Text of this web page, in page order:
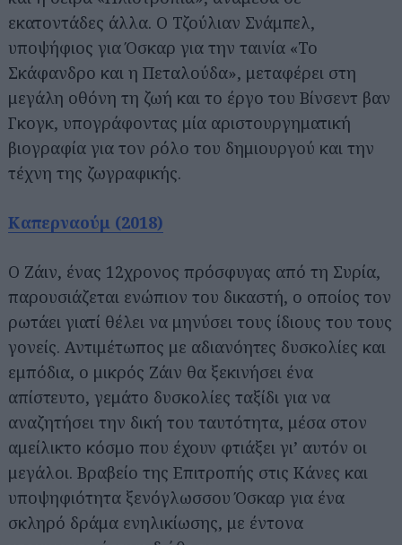
εκατοντάδες άλλα. Ο Τζούλιαν Σνάμπελ,
υποψήφιος για Όσκαρ για την ταινία «Το
Σκάφανδρο και η Πεταλούδα», μεταφέρει στη
μεγάλη οθόνη τη ζωή και το έργο του Βίνσεντ βαν
Γκογκ, υπογράφοντας μία αριστουργηματική
βιογραφία για τον ρόλο του δημιουργού και την
τέχνη της ζωγραφικής.
Καπερναούμ (2018)
Ο Ζάιν, ένας 12χρονος πρόσφυγας από τη Συρία,
παρουσιάζεται ενώπιον του δικαστή, ο οποίος τον
ρωτάει γιατί θέλει να μηνύσει τους ίδιους του τους
γονείς. Αντιμέτωπος με αδιανόητες δυσκολίες και
εμπόδια, ο μικρός Ζάιν θα ξεκινήσει ένα
απίστευτο, γεμάτο δυσκολίες ταξίδι για να
αναζητήσει την δική του ταυτότητα, μέσα στον
αμείλικτο κόσμο που έχουν φτιάξει γι’ αυτόν οι
μεγάλοι. Βραβείο της Επιτροπής στις Κάνες και
υποψηφιότητα ξενόγλωσσου Όσκαρ για ένα
σκληρό δράμα ενηλικίωσης, με έντονα